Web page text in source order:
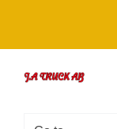
content